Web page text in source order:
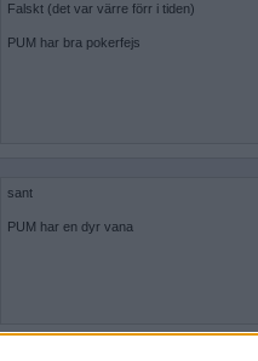
Falskt (det var värre förr i tiden)
PUM har bra pokerfejs
sant
PUM har en dyr vana